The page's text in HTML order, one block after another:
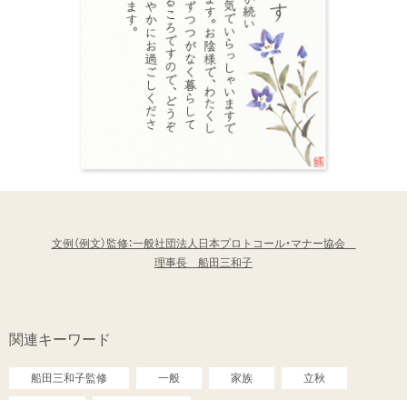
文例（例文）監修：一般社団法人日本プロトコール・マナー協会
理事長 船田三和子
関連キーワード
船田三和子監修 一般 家族 立秋